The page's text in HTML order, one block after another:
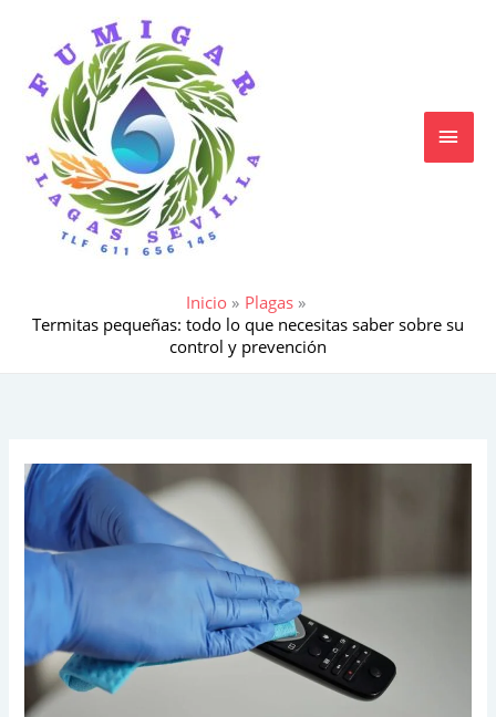
contenido
Inicio
Plagas
Termitas pequeñas: todo lo que necesitas saber sobre su
control y prevención